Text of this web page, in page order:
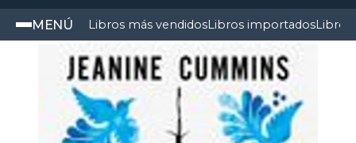
MENÚ Libros más vendidosLibros importadosLibros